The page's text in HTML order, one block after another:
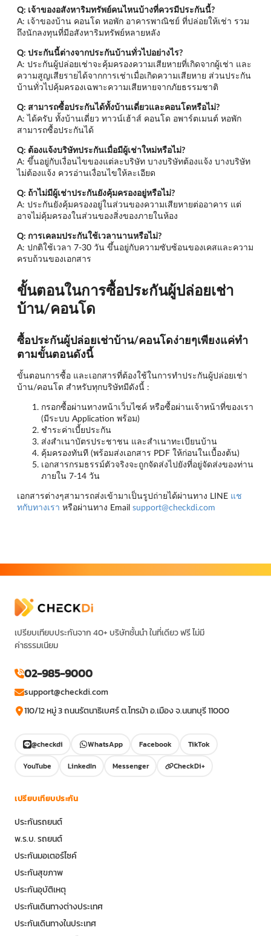
Q: เจ้าของอสังหาริมทรัพย์คนไหนบ้างที่ควรมีประกันนี้?
A: เจ้าของบ้าน คอนโด หอพัก อาคารพาณิชย์ ที่ปล่อยให้เช่า รวม
ถึงนักลงทุนที่มีอสังหาริมทรัพย์หลายหลัง
Q: ประกันนี้ต่างจากประกันบ้านทั่วไปอย่างไร?
A: ประกันผู้ปล่อยเช่าจะคุ้มครองความเสียหายที่เกิดจากผู้เช่า และ
ความสูญเสียรายได้จากการเช่าเมื่อเกิดความเสียหาย ส่วนประกัน
บ้านทั่วไปคุ้มครองเฉพาะความเสียหายจากภัยธรรมชาติ
Q: สามารถซื้อประกันได้ทั้งบ้านเดี่ยวและคอนโดหรือไม่?
A: ได้ครับ ทั้งบ้านเดี่ยว ทาวน์เฮ้าส์ คอนโด อพาร์ตเมนต์ หอพัก
สามารถซื้อประกันได้
Q: ต้องแจ้งบริษัทประกันเมื่อมีผู้เช่าใหม่หรือไม่?
A: ขึ้นอยู่กับเงื่อนไขของแต่ละบริษัท บางบริษัทต้องแจ้ง บางบริษัท
ไม่ต้องแจ้ง ควรอ่านเงื่อนไขให้ละเอียด
Q: ถ้าไม่มีผู้เช่าประกันยังคุ้มครองอยู่หรือไม่?
A: ประกันยังคุ้มครองอยู่ในส่วนของความเสียหายต่ออาคาร แต่
อาจไม่คุ้มครองในส่วนของสิ่งของภายในห้อง
Q: การเคลมประกันใช้เวลานานหรือไม่?
A: ปกติใช้เวลา 7-30 วัน ขึ้นอยู่กับความซับซ้อนของเคสและความ
ครบถ้วนของเอกสาร
ขั้นตอนในการซื้อประกันผู้ปล่อยเช่า
บ้าน/คอนโด
ซื้อประกันผู้ปล่อยเช่าบ้าน/คอนโดง่ายๆเพียงแค่ทำ
ตามขั้นตอนดังนี้
ขั้นตอนการซื้อ และเอกสารที่ต้องใช้ในการทำประกันผู้ปล่อยเช่า
บ้าน/คอนโด สำหรับทุกบริษัทมีดังนี้ :
กรอกซื้อผ่านทางหน้าเว็บไซค์ หรือซื้อผ่านเจ้าหน้าที่ของเรา
(มีระบบ Application พร้อม)
ชำระค่าเบี้ยประกัน
ส่งสำเนาบัตรประชาชน และสำเนาทะเบียนบ้าน
คุ้มครองทันที (พร้อมส่งเอกสาร PDF ให้ก่อนในเบื้องต้น)
เอกสารกรมธรรม์ตัวจริงจะถูกจัดส่งไปยังที่อยู่จัดส่งของท่าน
ภายใน 7-14 วัน
เอกสารต่างๆสามารถส่งเข้ามาเป็นรูปถ่ายได้ผ่านทาง LINE แช
ทกับทางเรา หรือผ่านทาง Email support@checkdi.com
เปรียบเทียบประกันจาก 40+ บริษัทชั้นนำ ในที่เดียว ฟรี ไม่มี
ค่าธรรมเนียม
02-985-9000
support@checkdi.com
110/12 หมู่ 3 ถนนรัตนาธิเบศร์ ต.ไทรม้า อ.เมือง จ.นนทบุรี 11000
@checkdi WhatsApp Facebook
TikTok
YouTube
LinkedIn Messenger CheckDi+
เปรียบเทียบประกัน
ประกันรถยนต์
พ.ร.บ. รถยนต์
ประกันมอเตอร์ไซค์
ประกันสุขภาพ
ประกันอุบัติเหตุ
ประกันเดินทางต่างประเทศ
ประกันเดินทางในประเทศ